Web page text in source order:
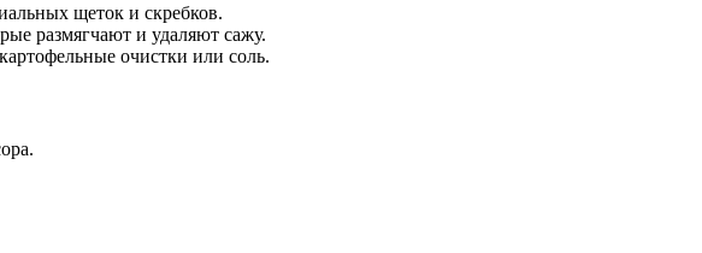
щеток и скребков.
размягчают и удаляют сажу.
очистки или соль.